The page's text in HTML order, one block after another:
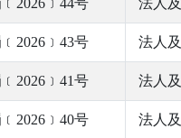
号 法人
号 法人
号 法人
号 法人